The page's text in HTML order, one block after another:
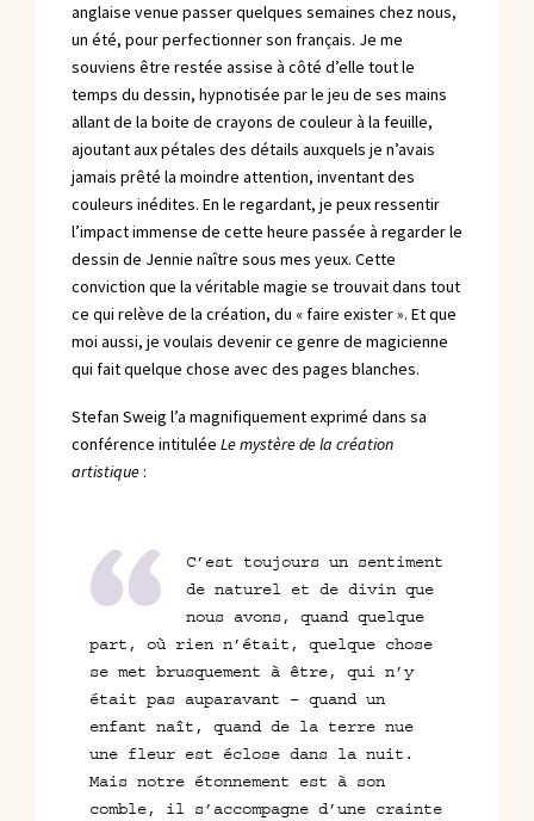
anglaise venue passer quelques semaines chez nous,
un été, pour perfectionner son français. Je me
souviens être restée assise à côté d’elle tout le
temps du dessin, hypnotisée par le jeu de ses mains
allant de la boite de crayons de couleur à la feuille,
ajoutant aux pétales des détails auxquels je n’avais
jamais prêté la moindre attention, inventant des
couleurs inédites. En le regardant, je peux ressentir
l’impact immense de cette heure passée à regarder le
dessin de Jennie naître sous mes yeux. Cette
conviction que la véritable magie se trouvait dans tout
ce qui relève de la création, du « faire exister ». Et que
moi aussi, je voulais devenir ce genre de magicienne
qui fait quelque chose avec des pages blanches.
Stefan Sweig l’a magnifiquement exprimé dans sa
conférence intitulée Le mystère de la création
artistique :
C’est toujours un sentiment
de naturel et de divin que
nous avons, quand quelque
part, où rien n’était, quelque chose
se met brusquement à être, qui n’y
était pas auparavant – quand un
enfant naît, quand de la terre nue
une fleur est éclose dans la nuit.
Mais notre étonnement est à son
comble, il s’accompagne d’une crainte